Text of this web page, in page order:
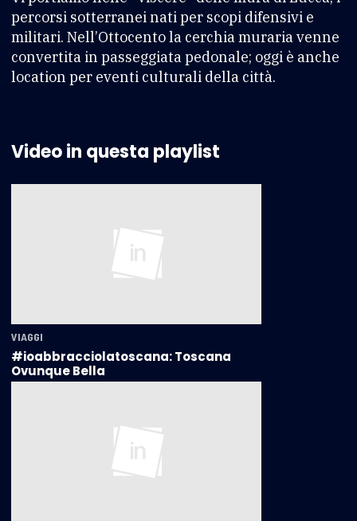
percorsi sotterranei nati per scopi difensivi e
militari. Nell’Ottocento la cerchia muraria venne
convertita in passeggiata pedonale; oggi è anche
location per eventi culturali della città.
Video in questa playlist
VIAGGI
#ioabbracciolatoscana: Toscana
Ovunque Bella